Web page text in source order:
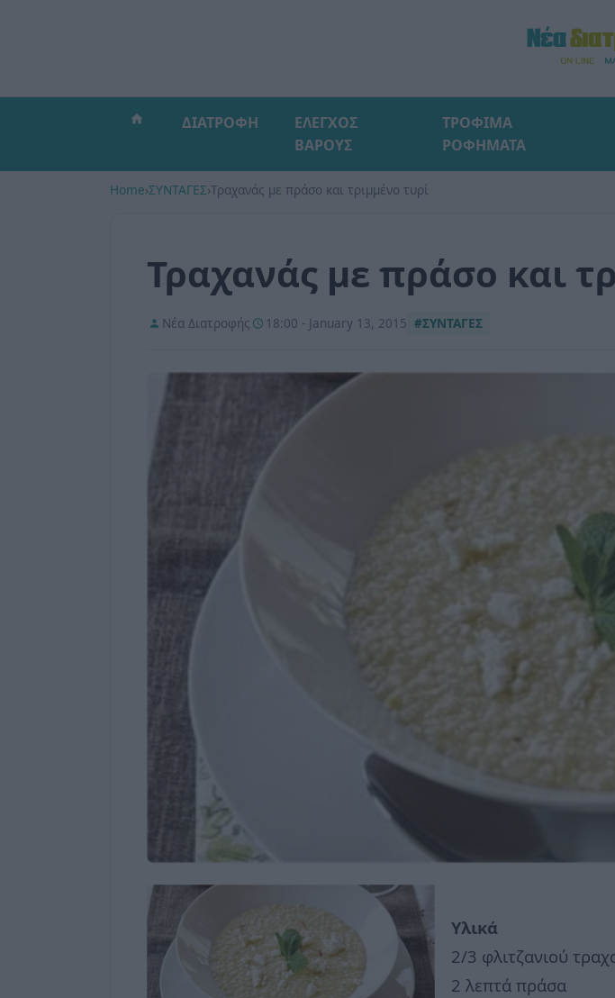
ΔΙΑΤΡΟΦΗ
ΕΛΕΓΧΟΣ
ΒΑΡΟΥΣ
ΤΡΟΦΙΜΑ
ΡΟΦΗΜΑΤΑ
Home›ΣΥΝΤΑΓΕΣ›Τραχανάς με πράσο και τριμμένο τυρί
Τραχανάς με πράσο και
Νέα Διατροφής 18:00 - January 13, 2015 #ΣΥΝΤΑΓΕΣ
Υλικά
2/3 φλιτζανιού
2 λεπτά πράσα